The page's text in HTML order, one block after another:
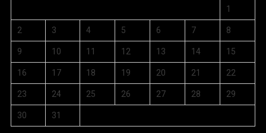
1
2 3 4 5 6 7 8
9 10 11 12 13 14 15
16 17 18 19 20 21 22
23 24 25 26 27 28 29
30 31